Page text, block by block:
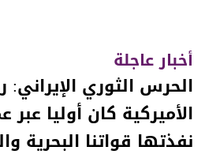
أخبار عاجلة
الحرس الثوري
الأميركية كان أوليا
نفذتها قواتنا البحرية